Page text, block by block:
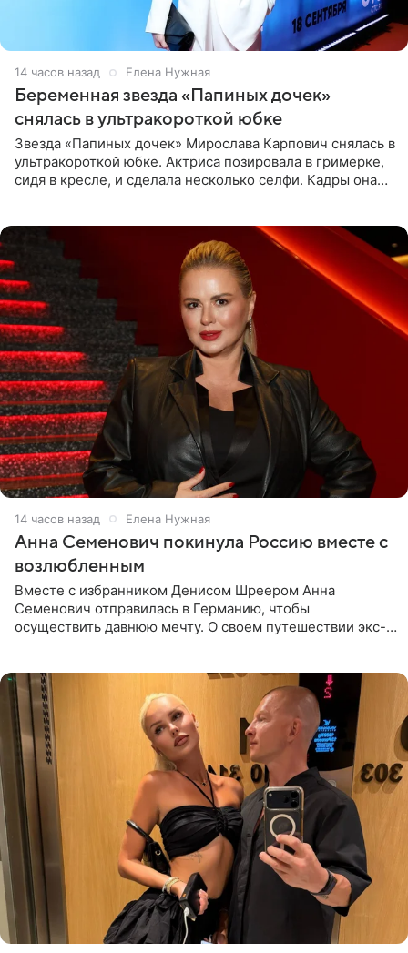
14 часов назад Елена Нужная
Беременная звезда «Папиных дочек»
снялась в ультракороткой юбке
Звезда «Папиных дочек» Мирослава Карпович снялась в
ультракороткой юбке. Актриса позировала в гримерке,
сидя в кресле, и сделала несколько селфи. Кадры она
14 часов назад Елена Нужная
Анна Семенович покинула Россию вместе с
возлюбленным
Вместе с избранником Денисом Шреером Анна
Семенович отправилась в Германию, чтобы
осуществить давнюю мечту. О своем путешествии экс-